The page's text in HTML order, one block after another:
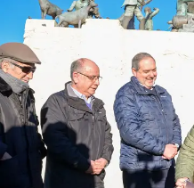
Entre las razones que
Justicia, se consideraron
Sucolaboración
al admitir los hechos.
Suconducta
registrar